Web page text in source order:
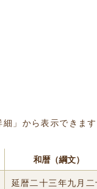
細」から表示できま
和暦（綱文）
延暦二十三年九月二